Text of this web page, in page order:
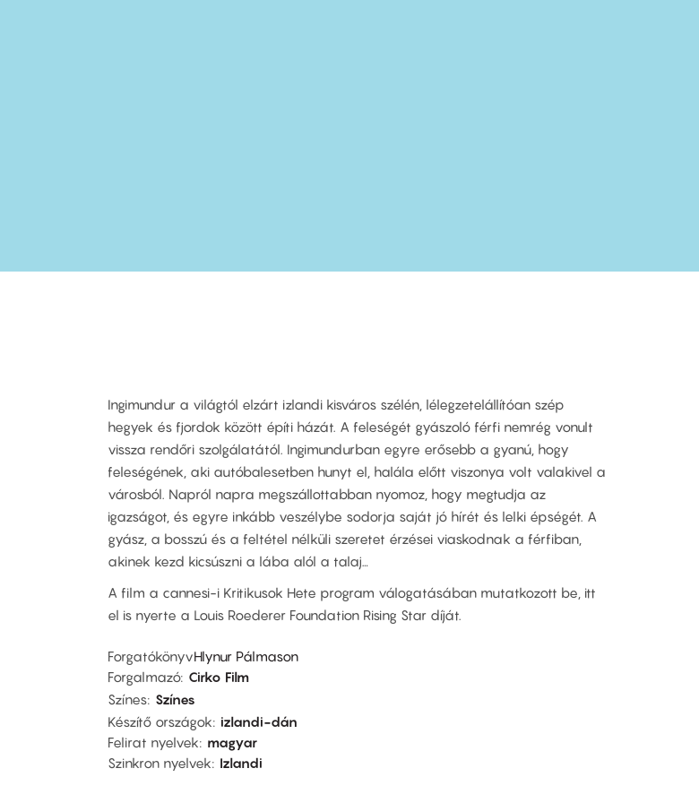
Ingimundur a világtól elzárt izlandi kisváros szélén, lélegzetelállítóan szép
hegyek és fjordok között építi házát. A feleségét gyászoló férfi nemrég vonult
vissza rendőri szolgálatától. Ingimundurban egyre erősebb a gyanú, hogy
feleségének, aki autóbalesetben hunyt el, halála előtt viszonya volt valakivel a
városból. Napról napra megszállottabban nyomoz, hogy megtudja az
igazságot, és egyre inkább veszélybe sodorja saját jó hírét és lelki épségét. A
gyász, a bosszú és a feltétel nélküli szeretet érzései viaskodnak a férfiban,
akinek kezd kicsúszni a lába alól a talaj…
A film a cannesi-i Kritikusok Hete program válogatásában mutatkozott be, itt
el is nyerte a Louis Roederer Foundation Rising Star díját.
ForgatókönyvHlynur Pálmason
Forgalmazó Cirko Film
Színes Színes
Készítő országok
izlandi-dán
Felirat nyelvek
magyar
Szinkron nyelvek
Izlandi